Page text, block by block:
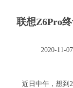
联想Z6Pro
2020-11-
近日中午，想到